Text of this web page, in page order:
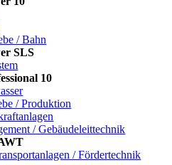
/ Bahn
SLS
10
/ Produktion
/ Gebäudeleittechnik
/ Fördertechnik